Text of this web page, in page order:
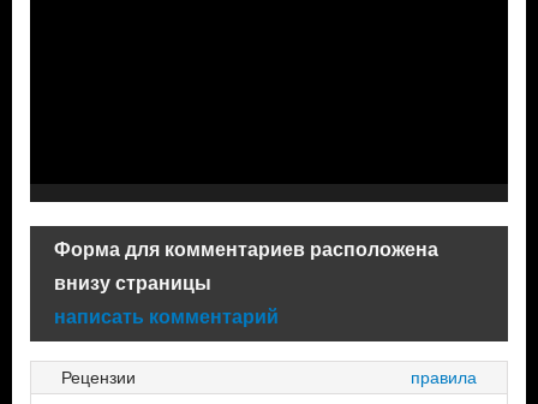
Форма для комментариев расположена
внизу страницы
написать комментарий
Рецензии
правила